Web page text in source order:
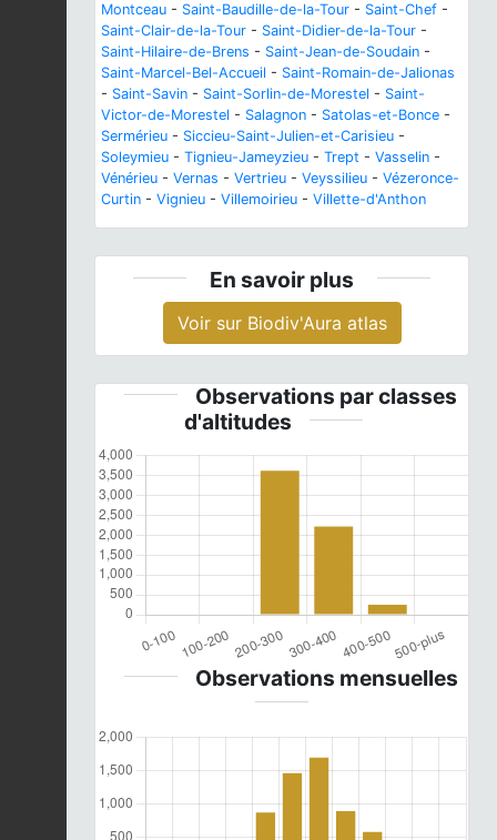
Montceau - Saint-Baudille-de-la-Tour - Saint-Chef -
Saint-Clair-de-la-Tour - Saint-Didier-de-la-Tour -
Saint-Hilaire-de-Brens - Saint-Jean-de-Soudain -
Saint-Marcel-Bel-Accueil - Saint-Romain-de-Jalionas
- Saint-Savin - Saint-Sorlin-de-Morestel - Saint-
Victor-de-Morestel - Salagnon - Satolas-et-Bonce -
Sermérieu - Siccieu-Saint-Julien-et-Carisieu -
Soleymieu - Tignieu-Jameyzieu - Trept - Vasselin -
Vénérieu - Vernas - Vertrieu - Veyssilieu - Vézeronce-
Curtin - Vignieu - Villemoirieu - Villette-d'Anthon
En savoir plus
Voir sur Biodiv'Aura atlas
Observations par classes
d'altitudes
Observations mensuelles